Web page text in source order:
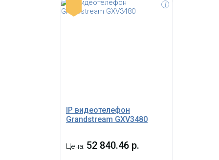
IP видеотелефон
Grandstream GXV3480
Цена: 52 840.46 р.
i